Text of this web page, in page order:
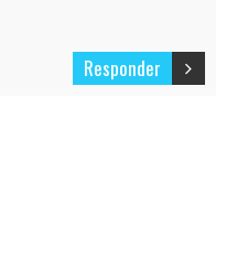
Responder